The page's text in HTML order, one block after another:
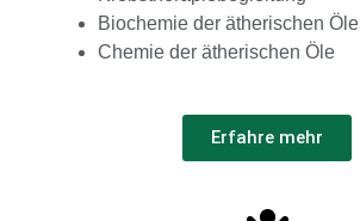
Biochemie der ätherischen Öle
Chemie der ätherischen Öle
Erfahre mehr